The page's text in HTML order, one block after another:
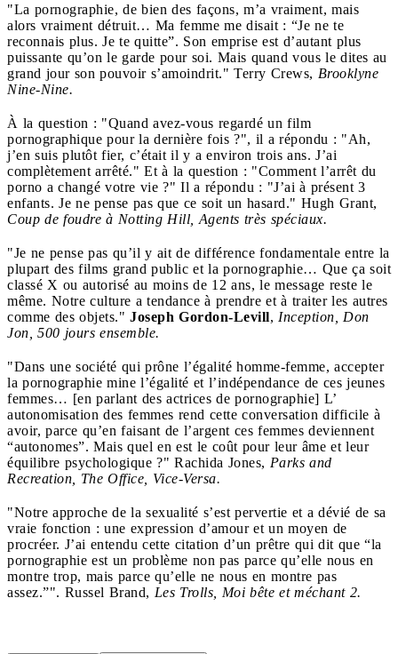
"La pornographie, de bien des façons, m’a vraiment, mais
alors vraiment détruit… Ma femme me disait : “Je ne te
reconnais plus. Je te quitte”. Son emprise est d’autant plus
puissante qu’on le garde pour soi. Mais quand vous le dites au
grand jour son pouvoir s’amoindrit." Terry Crews, Brooklyne
Nine-Nine.
À la question : "Quand avez-vous regardé un film
pornographique pour la dernière fois ?", il a répondu : "Ah,
j’en suis plutôt fier, c’était il y a environ trois ans. J’ai
complètement arrêté." Et à la question : "Comment l’arrêt du
porno a changé votre vie ?" Il a répondu : "J’ai à présent 3
enfants. Je ne pense pas que ce soit un hasard." Hugh Grant,
Coup de foudre à Notting Hill, Agents très spéciaux.
"Je ne pense pas qu’il y ait de différence fondamentale entre la
plupart des films grand public et la pornographie… Que ça soit
classé X ou autorisé au moins de 12 ans, le message reste le
même. Notre culture a tendance à prendre et à traiter les autres
comme des objets." Joseph Gordon-Levill, Inception, Don
Jon, 500 jours ensemble.
"Dans une société qui prône l’égalité homme-femme, accepter
la pornographie mine l’égalité et l’indépendance de ces jeunes
femmes… [en parlant des actrices de pornographie] L’
autonomisation des femmes rend cette conversation difficile à
avoir, parce qu’en faisant de l’argent ces femmes deviennent
“autonomes”. Mais quel en est le coût pour leur âme et leur
équilibre psychologique ?" Rachida Jones, Parks and
Recreation, The Office, Vice-Versa.
"Notre approche de la sexualité s’est pervertie et a dévié de sa
vraie fonction : une expression d’amour et un moyen de
procréer. J’ai entendu cette citation d’un prêtre qui dit que “la
pornographie est un problème non pas parce qu’elle nous en
montre trop, mais parce qu’elle ne nous en montre pas
assez.”". Russel Brand, Les Trolls, Moi bête et méchant 2.